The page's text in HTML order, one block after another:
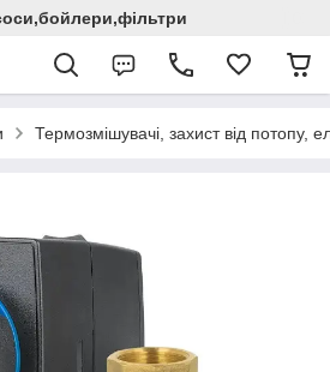
Термозмішувачі, захист від потопу,